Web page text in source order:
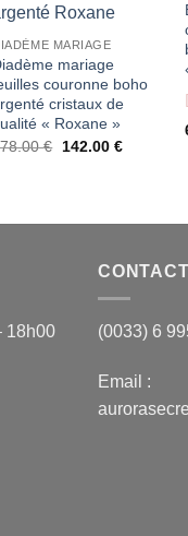
MARIAGE
mariage
couronne boho
cristaux de
« Roxane »
€
Le
142.00 €Le
18h00
CONTACT
(0033) 6
Email :